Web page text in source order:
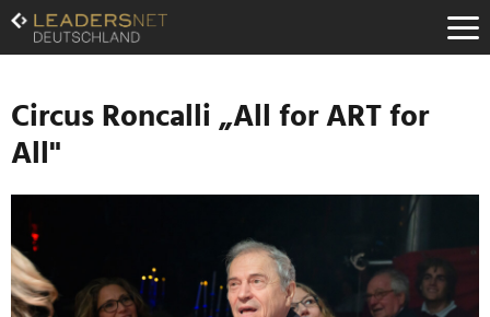
Zum
Inhalt
Zur
Navigation
Zur
Hauptnavigation
Circus Roncalli „All for ART for
All"